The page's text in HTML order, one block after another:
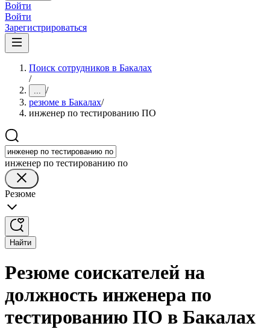
Войти
Войти
Зарегистрироваться
Поиск сотрудников в Бакалах
/
... /
резюме в Бакалах/
инженер по тестированию ПО
инженер по тестированию по
Резюме
Найти
Резюме соискателей на
должность инженера по
тестированию ПО в Бакалах